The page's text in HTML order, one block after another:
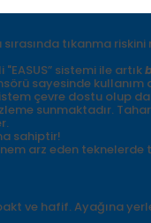
tıkanma
sistemi ile artık
sayesinde
çevre dostu olup
sunmaktadır.
sahiptir!
arz eden teknelerde
ve hafif. Ayağına